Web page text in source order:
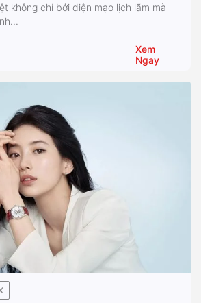
không chỉ bởi diện mạo lịch lãm mà
Xem
Ngay